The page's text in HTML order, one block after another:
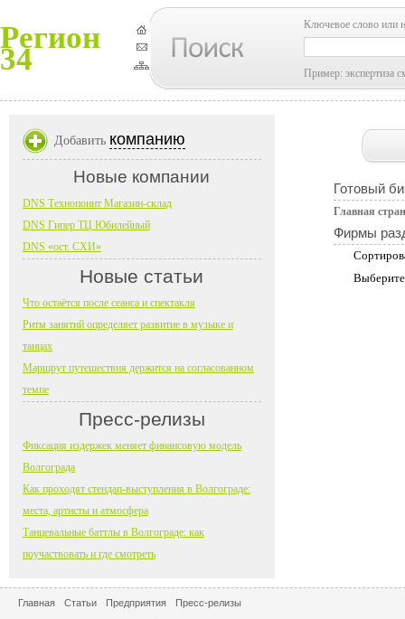
Регион
34
Ключевое слово или
Пример: экспертиза
Готовый
Главная
Фирмы
Добавить компанию
Новые компании
DNS Технопоинт Магазин-склад
DNS Гипер ТЦ Юбилейный
DNS «ост. СХИ»
Новые статьи
Что остаётся после сеанса и спектакля
Ритм занятий определяет развитие в музыке и
танцах
Маршрут путешествия держится на согласованном
темпе
Пресс-релизы
Фиксация издержек меняет финансовую модель
Волгограда
Как проходят стендап-выступления в Волгограде:
места, артисты и атмосфера
Танцевальные баттлы в Волгограде: как
поучаствовать и где смотреть
Главная Статьи Предприятия Пресс-релизы